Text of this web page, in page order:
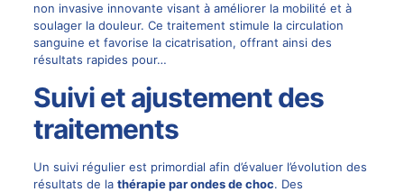
non invasive innovante visant à améliorer la mobilité et à
soulager la douleur. Ce traitement stimule la circulation
sanguine et favorise la cicatrisation, offrant ainsi des
résultats rapides pour…
Suivi et ajustement des
traitements
Un suivi régulier est primordial afin d’évaluer l’évolution des
résultats de la thérapie par ondes de choc. Des